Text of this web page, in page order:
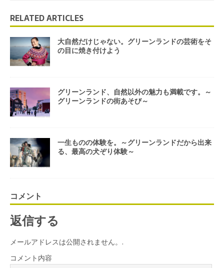
RELATED ARTICLES
大自然だけじゃない。グリーンランドの芸術をそ
の目に焼き付けよう
グリーンランド、自然以外の魅力も満載です。～
グリーンランドの街あそび～
一生ものの体験を。～グリーンランドだから出来
る、最高の犬ぞり体験～
コメント
返信する
メールアドレスは公開されません。.
コメント内容